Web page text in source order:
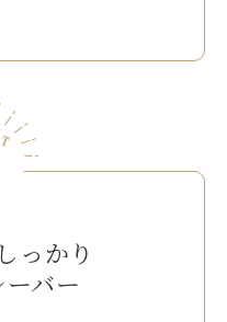
っかり
バー